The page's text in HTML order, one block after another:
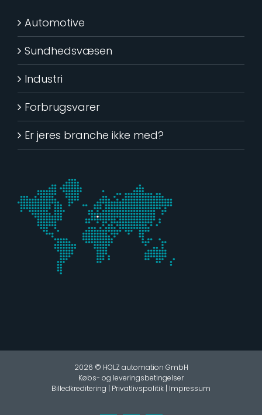
Automotive
Sundhedsvæsen
Industri
Forbrugsvarer
Er jeres branche ikke med?
2026 © HOLZ automation GmbH
Købs- og leveringsbetingelser
Billedkreditering | Privatlivspolitik | Impressum